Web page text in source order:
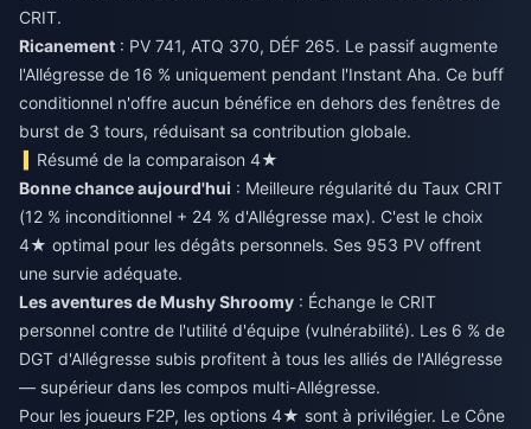
CRIT.
Ricanement : PV 741, ATQ 370, DÉF 265. Le passif augmente
l'Allégresse de 16 % uniquement pendant l'Instant Aha. Ce buff
conditionnel n'offre aucun bénéfice en dehors des fenêtres de
burst de 3 tours, réduisant sa contribution globale.
Résumé de la comparaison 4★
Bonne chance aujourd'hui : Meilleure régularité du Taux CRIT
(12 % inconditionnel + 24 % d'Allégresse max). C'est le choix
4★ optimal pour les dégâts personnels. Ses 953 PV offrent
une survie adéquate.
Les aventures de Mushy Shroomy : Échange le CRIT
personnel contre de l'utilité d'équipe (vulnérabilité). Les 6 % de
DGT d'Allégresse subis profitent à tous les alliés de l'Allégresse
— supérieur dans les compos multi-Allégresse.
Pour les joueurs F2P, les options 4★ sont à privilégier. Le Cône